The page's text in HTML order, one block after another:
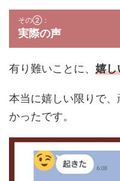
その②：
実際の声
有り難いことに、 嬉し
本当に嬉しい限りで
かったです。